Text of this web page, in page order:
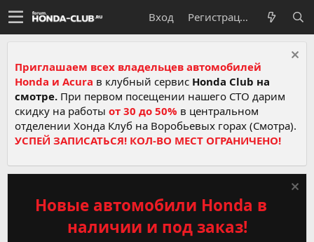
Вход Регистрация
Приглашаем всех владельцев автомобилей
Honda и Acura в клубный сервис Honda Club на
смотре. При первом посещении нашего СТО дарим
скидку на работы от 30 до 50% в центральном
отделении Хонда Клуб на Воробьевых горах (Смотра).
УСПЕЙ ЗАПИСАТЬСЯ! КОЛ-ВО МЕСТ ОГРАНИЧЕНО!
Новые автомобили Honda в
наличии и под заказ!